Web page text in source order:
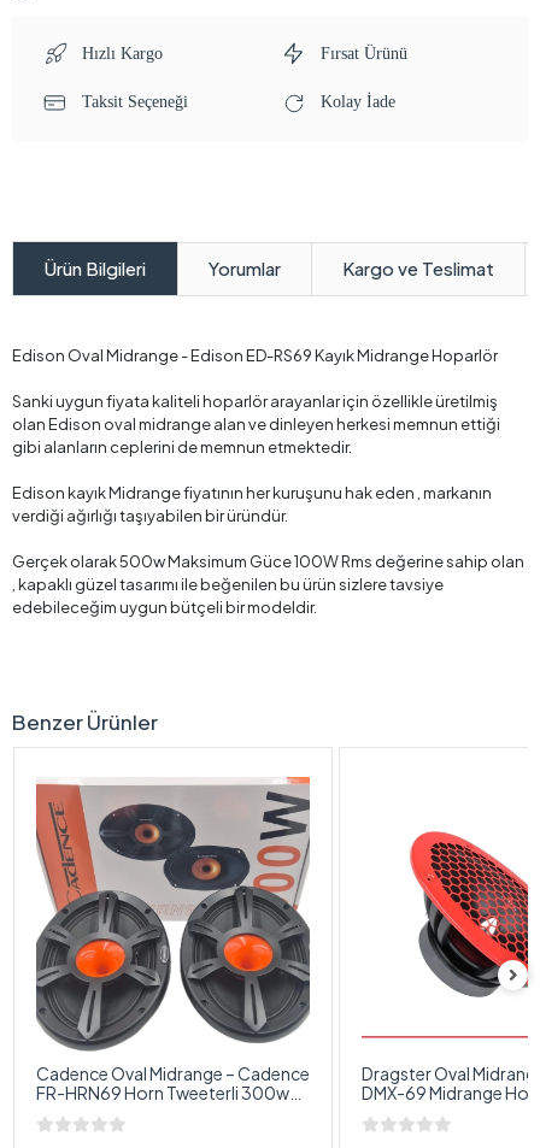
Hızlı Kargo Fırsat Ürünü
Taksit Seçeneği Kolay İade
Ürün Bilgileri Yorumlar Kargo ve Teslimat
Edison Oval Midrange - Edison ED-RS69 Kayık Midrange Hoparlör
Sanki uygun fiyata kaliteli hoparlör arayanlar için özellikle üretilmiş
olan Edison oval midrange alan ve dinleyen herkesi memnun ettiği
gibi alanların ceplerini de memnun etmektedir.
Edison kayık Midrange fiyatının her kuruşunu hak eden , markanın
verdiği ağırlığı taşıyabilen bir üründür.
Gerçek olarak 500w Maksimum Güce 100W Rms değerine sahip olan
, kapaklı güzel tasarımı ile beğenilen bu ürün sizlere tavsiye
edebileceğim uygun bütçeli bir modeldir.
Benzer Ürünler
Cadence Oval Midrange – Cadence
FR-HRN69 Horn Tweeterli 300w
150RMS Oval Midrange Hoparlör –
Cadence Kayık Midrange
Dragster Oval
DMX-69 Midrange
Dragster 300w
Midrange